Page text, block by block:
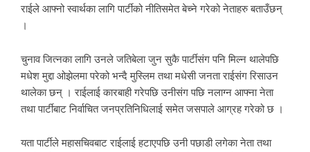
राईले आफ्नो स्वार्थका लागि पार्टीको नीतिसमेत बेच्ने गरेको नेताहरु बताउँछन्
।
चुनाव जित्नका लागि उनले जतिबेला जुन सुकै पार्टीसंग पनि मिल्न थालेपछि
मधेश मुद्दा ओझेलमा परेको भन्दै मुस्लिम तथा मधेसी जनता राईसंग रिसाउन
थालेका छन् । राईलाई कारबाही गरेपछि उनीसंग पछि नलाग्न आफ्ना नेता
तथा पार्टीबाट निर्वाचित जनप्रतिनिधिलाई समेत जसपाले आग्रह गरेको छ ।
यता पार्टीले महासचिवबाट राईलाई हटाएपछि उनी पछाडी लगेका नेता तथा